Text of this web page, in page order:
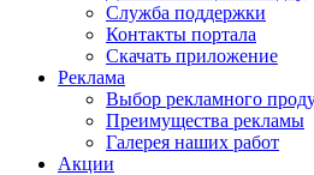
Служба поддержки
Контакты портала
Скачать приложение
Реклама
Выбор рекламного
Преимущества рекламы
Галерея наших работ
Акции